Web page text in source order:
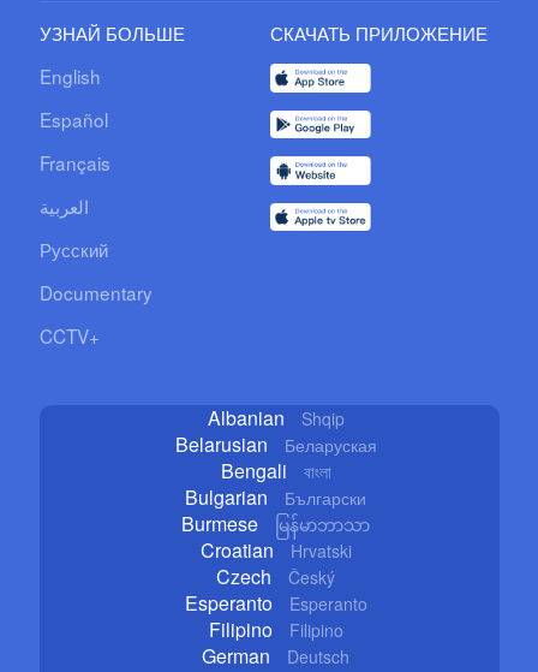
УЗНАЙ БОЛЬШЕ
English
Español
Français
العربية
Русский
Documentary
CCTV+
СКАЧАТЬ ПРИЛОЖЕНИЕ
Albanian Shqip
Belarusian Беларуская
Bengali বাংলা
Bulgarian Български
Burmese မြန်မာဘာသာ
Croatian Hrvatski
Czech Český
Esperanto Esperanto
Filipino Filipino
German Deutsch